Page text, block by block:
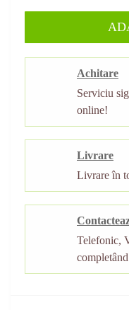
Achitare
Serviciu
online!
Livrare
Livrare în
Telefonic,